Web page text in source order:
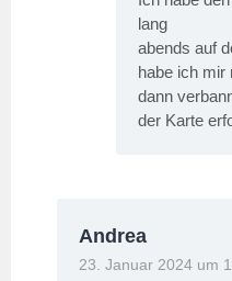
lang
abends auf
habe ich mir
dann
der Karte
Andrea
23. Januar 2024 um